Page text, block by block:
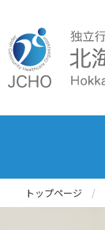
トップページ